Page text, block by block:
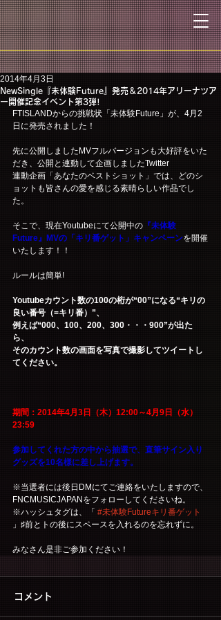
NewSingle『未体験Future』発売＆2014年アリーナツア
ー開催記念イベント第3弾!
2014年4月3日
FTISLANDからの挑戦状「未体験Future」が、4月2
日に発売されました！
先に公開しましたMVフルバージョンも大好評をいた
だき、公開と連動して企画しましたTwitter
連動企画「あなたのベストショット」では、どのシ
ョットも皆さんの愛を感じる素晴らしい作品でし
た。
そこで、現在Youtubeにて公開中の 『未体験
Future』MVの「キリ番ゲット」キャンペーンを開催
いたします！！
ルールは簡単!
Youtubeカウント数の100の桁が“00”になる“キリの
良い番号（=キリ番）”、
例えば“000、100、200、300・・・900”が出た
ら、
そのカウント数の画面を写真で撮影してツイートし
てください。
期間：2014年4月3日（木）12:00～4月9日（水）
23:59
参加してくれた方の中から抽選で、直筆サイン入り
グッズを10名様に差し上げます。
※当選者には後日DMにてご連絡をいたしますので、
FNCMUSICJAPANをフォローしてくださいね。
※ハッシュタグは、「 #未体験Futureキリ番ゲット
」♯前とトの後にスペースを入れるのを忘れずに。
みなさん是非ご参加ください！
コメント